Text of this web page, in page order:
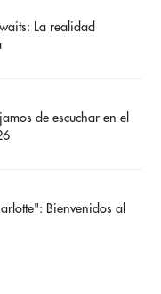
La realidad
de escuchar en el
Bienvenidos al